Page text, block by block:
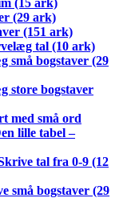
(15 ark)
(29 ark)
(151 ark)
tal (10 ark)
små bogstaver (29
store bogstaver
med små ord
lille tabel –
tal fra 0-9 (12
små bogstaver (29